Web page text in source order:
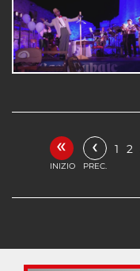
«
INIZIO
‹
PREC.
1 2